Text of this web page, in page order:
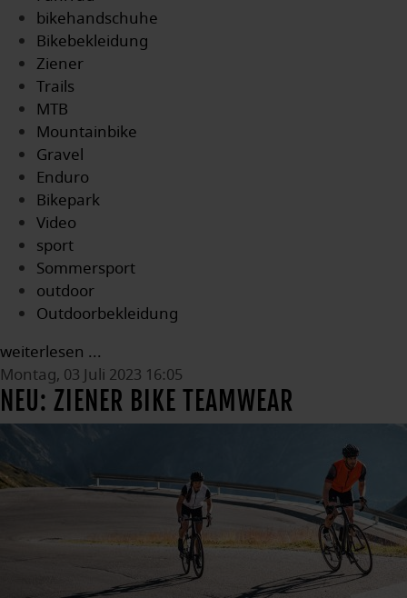
bikehandschuhe
Bikebekleidung
Ziener
Trails
MTB
Mountainbike
Gravel
Enduro
Bikepark
Video
sport
Sommersport
outdoor
Outdoorbekleidung
weiterlesen ...
Montag, 03 Juli 2023 16:05
NEU: ZIENER BIKE TEAMWEAR